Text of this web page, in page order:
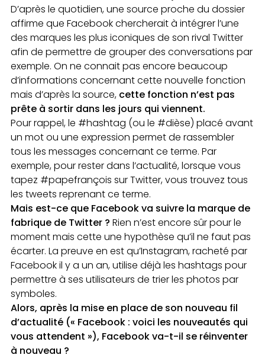
D’après le quotidien, une source proche du dossier
affirme que Facebook chercherait à intégrer l’une
des marques les plus iconiques de son rival Twitter
afin de permettre de grouper des conversations par
exemple. On ne connait pas encore beaucoup
d’informations concernant cette nouvelle fonction
mais d’après la source, cette fonction n’est pas
prête à sortir dans les jours qui viennent.
Pour rappel, le #hashtag (ou le #dièse) placé avant
un mot ou une expression permet de rassembler
tous les messages concernant ce terme. Par
exemple, pour rester dans l’actualité, lorsque vous
tapez #papefrançois sur Twitter, vous trouvez tous
les tweets reprenant ce terme.
Mais est-ce que Facebook va suivre la marque de
fabrique de Twitter ? Rien n’est encore sûr pour le
moment mais cette une hypothèse qu’il ne faut pas
écarter. La preuve en est qu’Instagram, racheté par
Facebook il y a un an, utilise déjà les hashtags pour
permettre à ses utilisateurs de trier les photos par
symboles.
Alors, après la mise en place de son nouveau fil
d’actualité (« Facebook : voici les nouveautés qui
vous attendent »), Facebook va-t-il se réinventer
à nouveau ?